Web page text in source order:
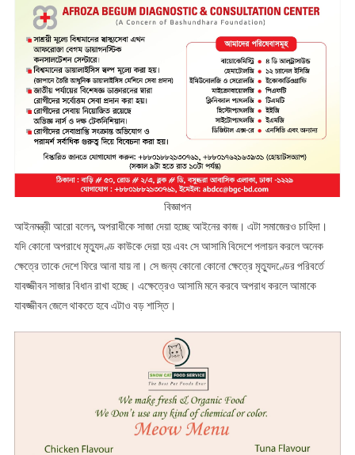
বিজ্ঞাপন
আইনমন্ত্রী আরো বলেন, অপরাধীকে সাজা দেয়া হচ্ছে আইনের কাজ। এটা সমাজেরও চাহিদা।
যদি কোনো অপরাধে মৃত্যুদণ্ড কাউকে দেয়া হয় এবং সে আসামি বিদেশে পলায়ন করলে অনেক
ক্ষেত্রে তাকে দেশে ফিরে আনা যায় না। সে জন্য কোনো কোনো ক্ষেত্রে মৃত্যুদণ্ডের পরিবর্তে
যাবজ্জীবন সাজার বিধান রাখা হচ্ছে। এক্ষেত্রেও আসামি মনে করবে অপরাধ করলে আমাকে
যাবজ্জীবন জেলে থাকতে হবে এটাও বড় শাস্তি।